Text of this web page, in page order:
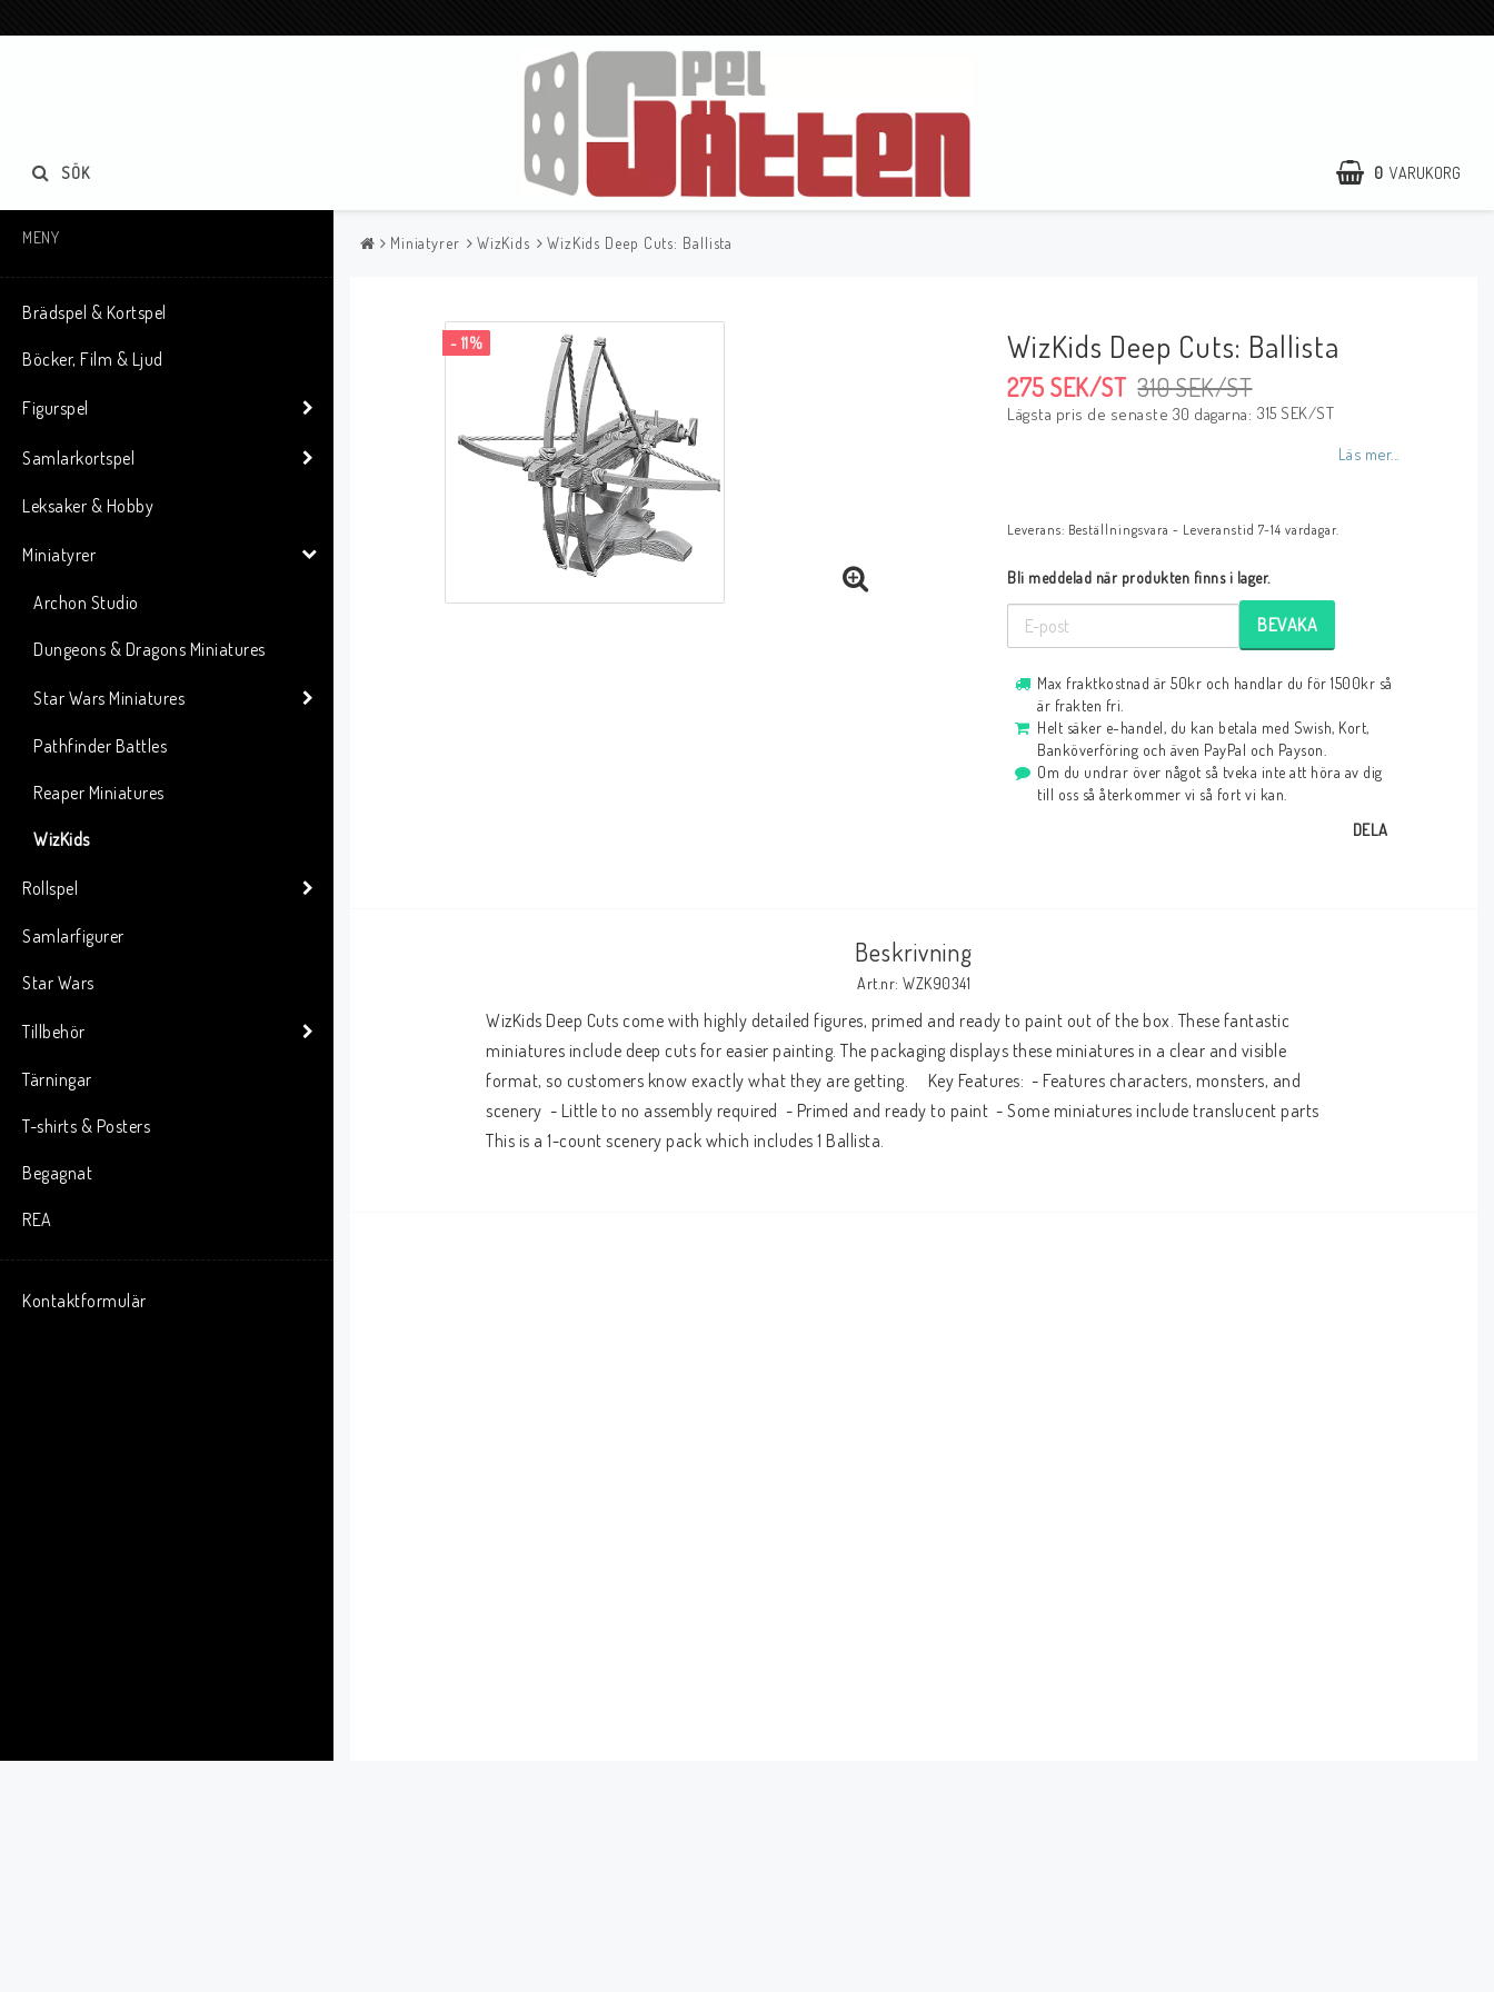
0 VARUKORG
SÖK
MENY
Brädspel & Kortspel
Böcker, Film & Ljud
Figurspel
Samlarkortspel
Leksaker & Hobby
Miniatyrer
Archon Studio
Dungeons & Dragons Miniatures
Star Wars Miniatures
Pathfinder Battles
Reaper Miniatures
WizKids
Rollspel
Samlarfigurer
Star Wars
Tillbehör
Tärningar
T-shirts & Posters
Begagnat
REA
Kontaktformulär
Miniatyrer WizKids WizKids Deep Cuts: Ballista
- 11% WizKids Deep Cuts: Ballista
310 SEK/ST
275 SEK/ST
Lägsta pris de senaste 30 dagarna 315 SEK/ST
Läs mer...
Leverans: Beställningsvara - Leveranstid 7-14 vardagar.
Bli meddelad när produkten finns i lager.
BEVAKA
Max fraktkostnad är 50kr och handlar du för 1500kr så
är frakten fri.
Helt säker e-handel, du kan betala med Swish, Kort,
Banköverföring och även PayPal och Payson.
Om du undrar över något så tveka inte att höra av dig
till oss så återkommer vi så fort vi kan.
DELA
Beskrivning
Art.nr: WZK90341
WizKids Deep Cuts come with highly detailed figures, primed and ready to paint out of the box. These fantastic
miniatures include deep cuts for easier painting. The packaging displays these miniatures in a clear and visible
format, so customers know exactly what they are getting.     Key Features:  - Features characters, monsters, and
scenery  - Little to no assembly required  - Primed and ready to paint  - Some miniatures include translucent parts
This is a 1-count scenery pack which includes 1 Ballista.